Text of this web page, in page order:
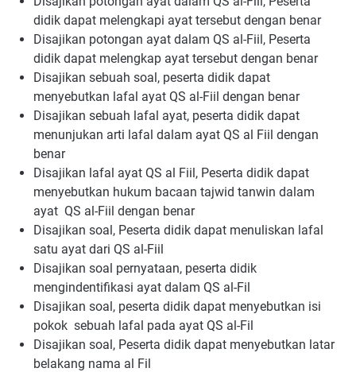
didik dapat melengkapi ayat tersebut dengan benar
Disajikan potongan ayat dalam QS al-Fiil, Peserta
didik dapat melengkap ayat tersebut dengan benar
Disajikan sebuah soal, peserta didik dapat
menyebutkan lafal ayat QS al-Fiil dengan benar
Disajikan sebuah lafal ayat, peserta didik dapat
menunjukan arti lafal dalam ayat QS al Fiil dengan
benar
Disajikan lafal ayat QS al Fiil, Peserta didik dapat
menyebutkan hukum bacaan tajwid tanwin dalam
ayat QS al-Fiil dengan benar
Disajikan soal, Peserta didik dapat menuliskan lafal
satu ayat dari QS al-Fiil
Disajikan soal pernyataan, peserta didik
mengindentifikasi ayat dalam QS al-Fil
Disajikan soal, peserta didik dapat menyebutkan isi
pokok sebuah lafal pada ayat QS al-Fil
Disajikan soal, Peserta didik dapat menyebutkan latar
belakang nama al Fil